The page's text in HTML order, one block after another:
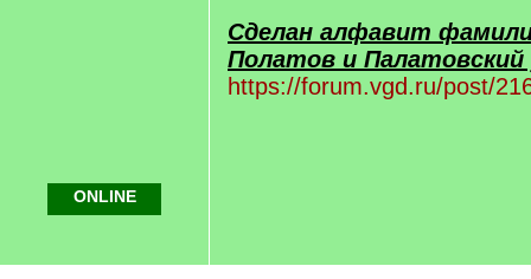
Сделан алфавит
Полатов и Палатовский
https://forum.vgd.ru/post/
ONLINE